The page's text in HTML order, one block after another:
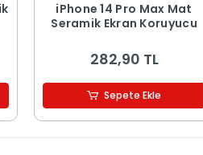
iPhone 14 Pro Max Mat
Seramik Ekran Koruyucu
282,90 TL
Sepete Ekle